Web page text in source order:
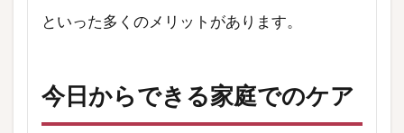
といった多くのメリットがあります。
今日からできる家庭でのケア